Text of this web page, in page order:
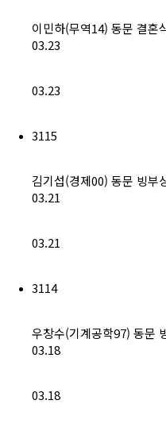
이민하(무역14) 동문 결혼
03.23
03.23
3115
김기섭(경제00) 동문 빙부
03.21
03.21
3114
우창수(기계공학97) 동문
03.18
03.18